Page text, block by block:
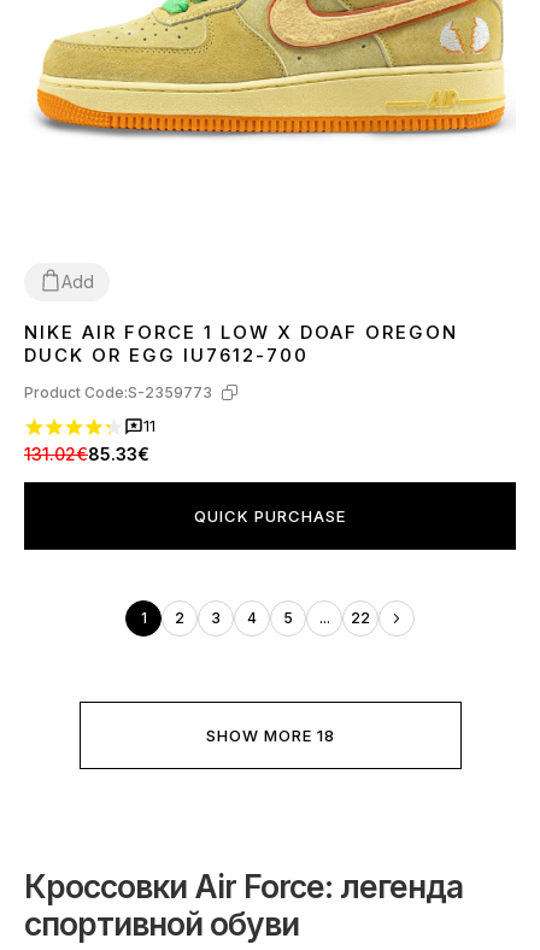
Add
4041 4243 4445
NIKE AIR FORCE 1 LOW X DOAF OREGON
DUCK OR EGG IU7612-700
Product Code:S-2359773
11
131.02€85.33€
QUICK PURCHASE
1 2 3 4 5 ... 22
SHOW MORE 18
Кроссовки Air Force: легенда
спортивной обуви